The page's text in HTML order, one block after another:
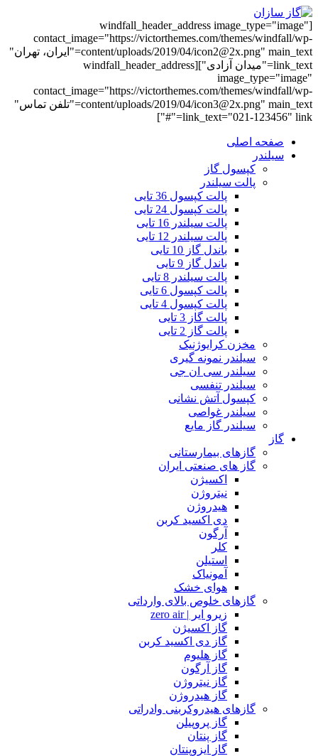
[windfall_header_address image_type="image"
contact_image="https://victorthemes.com/themes/windfall/wp-
content/uploads/2019/04/icon2@2x.png" main_text="ایران، تهران"
link_text="میدان آزادی"][windfall_header_address
image_type="image"
contact_image="https://victorthemes.com/themes/windfall/wp-
content/uploads/2019/04/icon3@2x.png" main_text="تلفن تماس"
link_text="021-123456" link="#"]
صفحه اصلی
سیلندر
کپسول گاز
پالت سیلندر
پالت کپسول 36 تایی
پالت کپسول 24 تایی
پالت سیلندر 16 تایی
پالت سیلندر 12 تایی
باندل گاز 10 تایی
باندل گاز 9 تایی
پالت سیلندر 8 تایی
پالت کپسول 6 تایی
پالت کپسول 4 تایی
پالت گاز 3 تایی
پالت گاز 2 تایی
مخزن کرایوژنیک
سیلندر نمونه گیری
سیلندر سی ان جی
سیلندر تنفسی
کپسول آتش نشانی
سیلندر غواصی
سیلندر گاز مایع
گاز
گازهای بیمارستانی
گاز های صنعتی ایران
اکسیژن
نیتروژن
هیدروژن
دی اکسید کربن
آرگون
کلر
استیلن
آمونیاک
هوای خشک
گازهای خلوص بالای وارداتی
زیرو ایر | zero air
گاز اکسیژن
گاز دی اکسید کربن
گاز هلیوم
گاز آرگون
گاز نیتروژن
گاز هیدروژن
گازهای هیدروکربنی وادراتی
گاز پروپیلن
گاز پنتان
گاز ایزوپنتان